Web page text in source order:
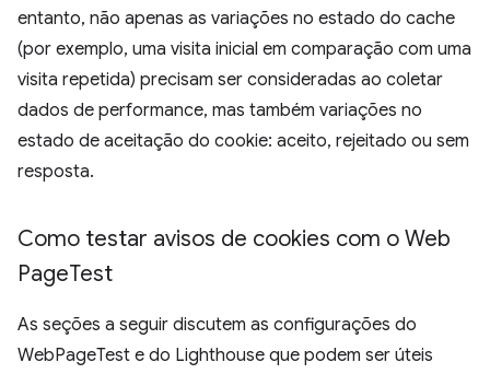
entanto, não apenas as variações no estado do cache
(por exemplo, uma visita inicial em comparação com uma
visita repetida) precisam ser consideradas ao coletar
dados de performance, mas também variações no
estado de aceitação do cookie: aceito, rejeitado ou sem
resposta.
Como testar avisos de cookies com o Web
PageTest
As seções a seguir discutem as configurações do
WebPageTest e do Lighthouse que podem ser úteis